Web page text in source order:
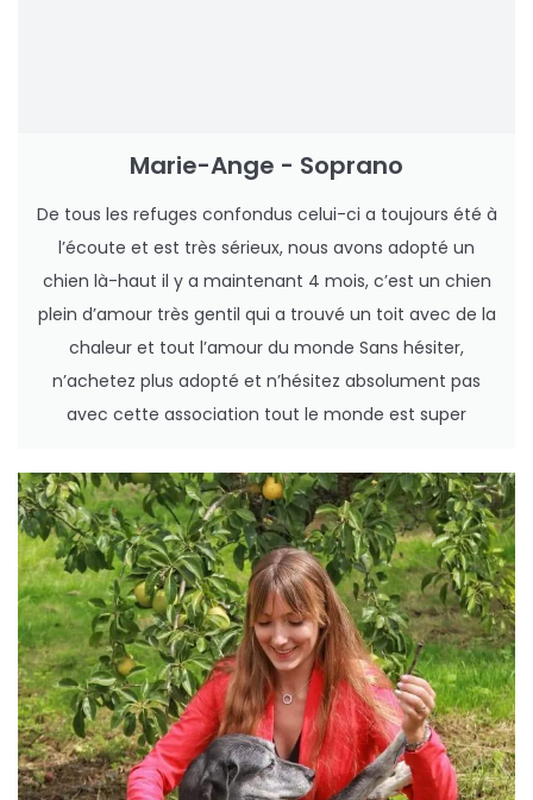
Marie-Ange - Soprano
De tous les refuges confondus celui-ci a toujours été à
l’écoute et est très sérieux, nous avons adopté un
chien là-haut il y a maintenant 4 mois, c’est un chien
plein d’amour très gentil qui a trouvé un toit avec de la
chaleur et tout l’amour du monde Sans hésiter,
n’achetez plus adopté et n’hésitez absolument pas
avec cette association tout le monde est super